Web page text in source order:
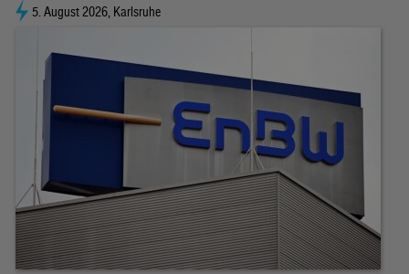
5. August 2026, Karlsruhe